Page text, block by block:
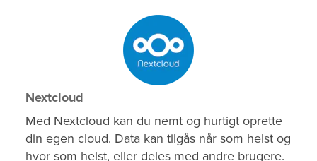
Nextcloud
Med Nextcloud kan du nemt og hurtigt oprette
din egen cloud. Data kan tilgås når som helst og
hvor som helst, eller deles med andre brugere.